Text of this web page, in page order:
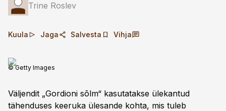
Trine Roslev
Kuula Jaga Salvesta Vihja
© Getty Images
Väljendit „Gordioni sõlm“ kasutatakse ülekantud
tähenduses keeruka ülesande kohta, mis tuleb